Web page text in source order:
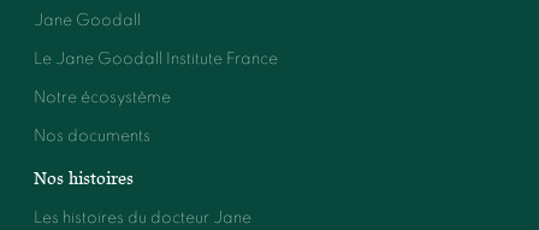
Jane Goodall
Le Jane Goodall Institute France
Notre écosystème
Nos documents
Nos histoires
Les histoires du docteur Jane